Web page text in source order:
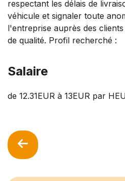
respectant les délais de
véhicule et signaler toute
l'entreprise auprès des
de qualité. Profil recherché :
Salaire
de 12.31EUR à 13EUR par